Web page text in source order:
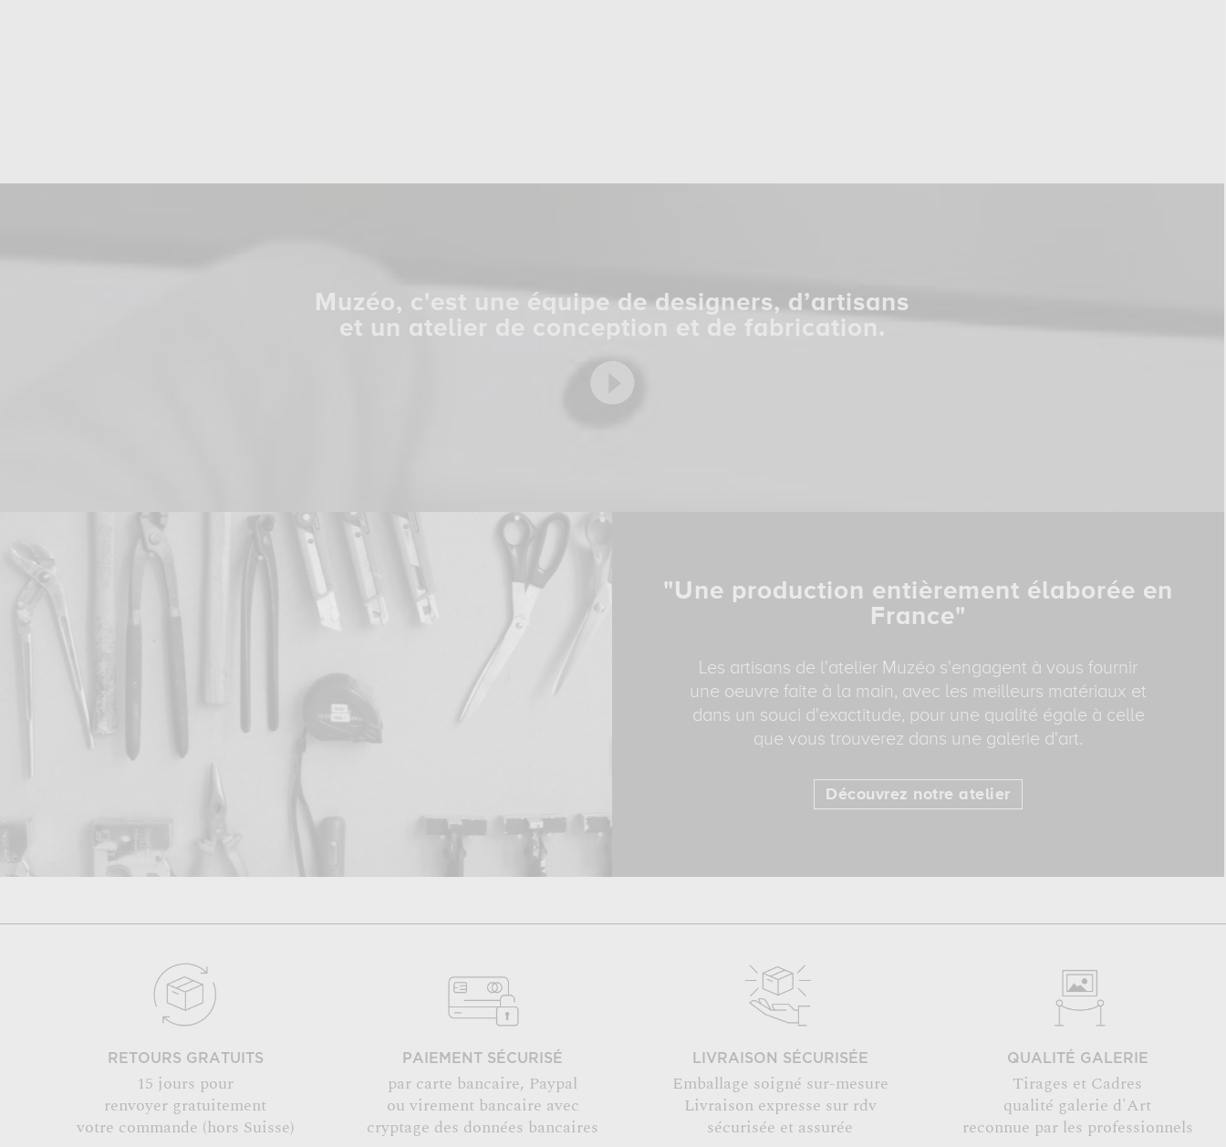
Muzéo, c'est une équipe de designers, d’artisans
et un atelier de conception et de fabrication.
"Une production entièrement élaborée en
France"
Les artisans de l'atelier Muzéo s'engagent à vous fournir
une oeuvre faite à la main, avec les meilleurs matériaux et
dans un souci d'exactitude, pour une qualité égale à celle
que vous trouverez dans une galerie d'art.
Découvrez notre atelier
RETOURS GRATUITS
15 jours pour
renvoyer gratuitement
votre commande (hors Suisse)
PAIEMENT SÉCURISÉ
par carte bancaire, Paypal
ou virement bancaire avec
cryptage des données bancaires
LIVRAISON SÉCURISÉE
Emballage soigné sur-mesure
Livraison expresse sur rdv
sécurisée et assurée
QUALITÉ GALERIE
Tirages et Cadres
qualité galerie d'Art
reconnue par les professionnels